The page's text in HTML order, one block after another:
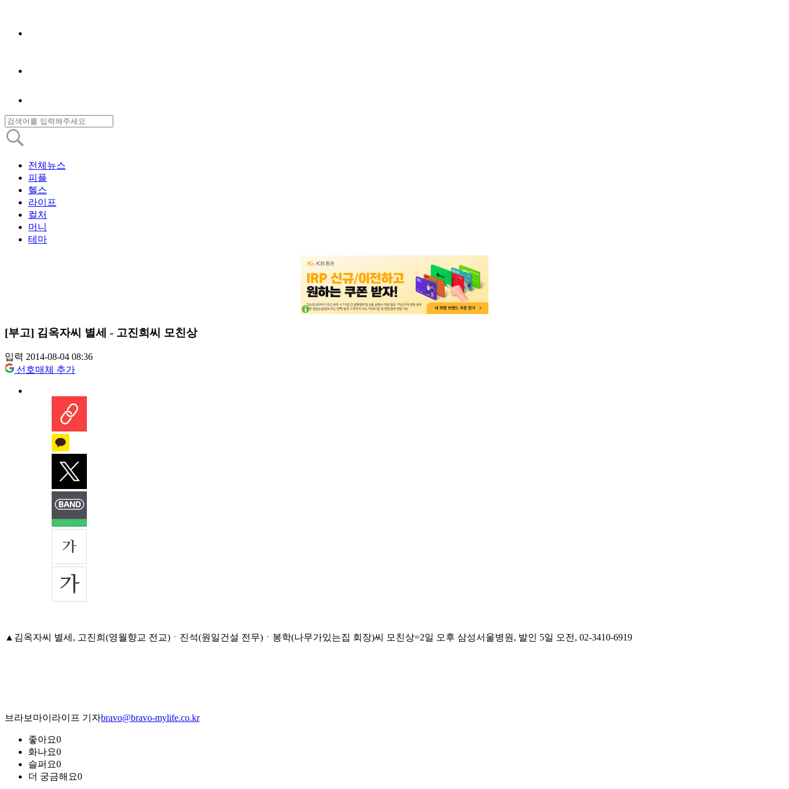
전체뉴스
피플
헬스
라이프
컬처
머니
테마
[부고] 김옥자씨 별세 - 고진희씨 모친상
입력 2014-08-04 08:36
선호매체 추가
▲김옥자씨 별세, 고진희(영월향교 전교)ㆍ진석(원일건설 전무)ㆍ봉학(나무가있는집 회장)씨 모친상=2일 오후 삼성서울병원, 발인 5일 오전, 02-3410-6919
브라보마이라이프 기자bravo@bravo-mylife.co.kr
좋아요0
화나요0
슬퍼요0
더 궁금해요0